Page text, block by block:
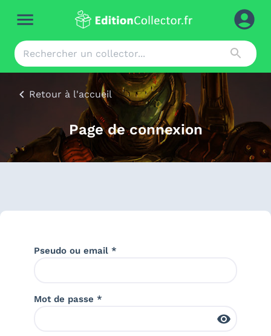
Retour à l'accueil
Page de connexion
Pseudo ou email *
Mot de passe *